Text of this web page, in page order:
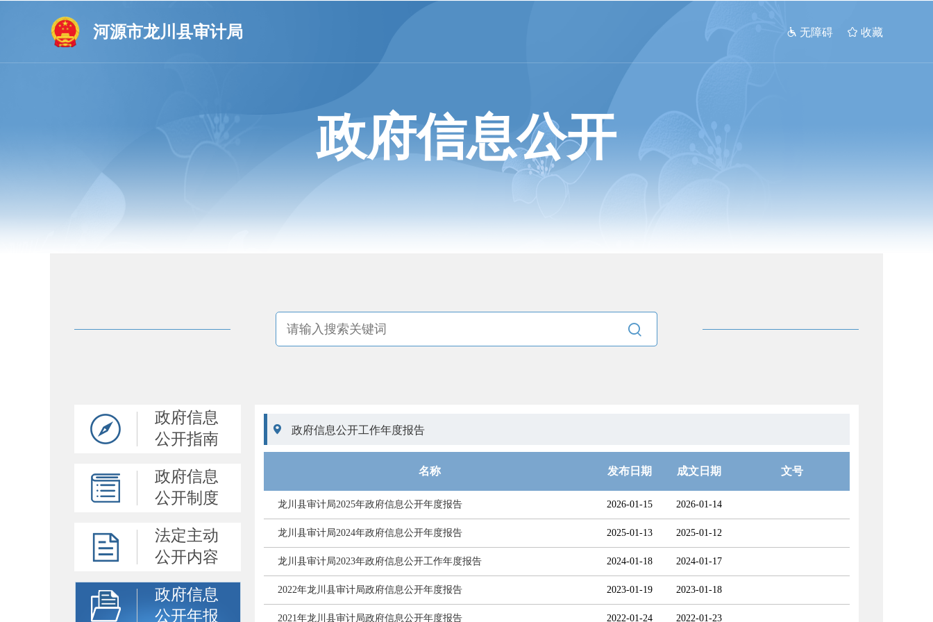
河源市龙川县审计局  无障碍  收藏
政府信息公开

政府信息
公开指南
政府信息
公开制度
法定主动
公开内容
政府信息
公开年报
 政府信息公开工作年度报告
名称 发布日期 成文日期 文号
龙川县审计局2025年政府信息公开年度报告 2026-01-15 2026-01-14
龙川县审计局2024年政府信息公开年度报告 2025-01-13 2025-01-12
龙川县审计局2023年政府信息公开工作年度报告 2024-01-18 2024-01-17
2022年龙川县审计局政府信息公开年度报告 2023-01-19 2023-01-18
2021年龙川县审计局政府信息公开年度报告 2022-01-24 2022-01-23